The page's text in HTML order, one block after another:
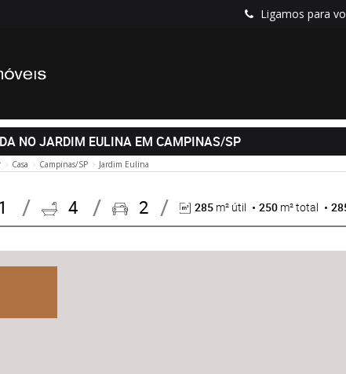
Ligamos para
NO JARDIM EULINA EM CAMPINAS/SP
Casa Campinas/SP Jardim Eulina
4 2 285 m² útil 250 m² total